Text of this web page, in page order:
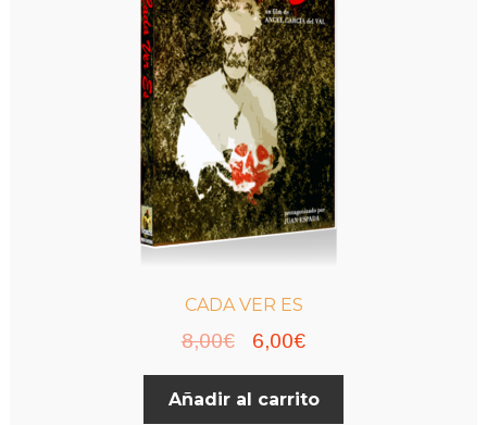
CADA VER ES
8,00€
El
precio
original
6,00€El
precio
actual
Añadir al carrito